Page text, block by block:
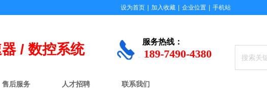
服务热线：
189-7490-4380
/ 数控系统
售后服务 人才招聘 联系我们
设为首页 加入收藏 企业位置 手机站